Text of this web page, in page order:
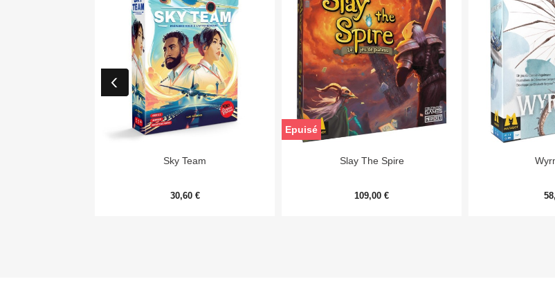
Aperçu rapide
Sky Team
30,60 €
Aperçu rapide
Slay The Spire
109,00 €
Epuisé